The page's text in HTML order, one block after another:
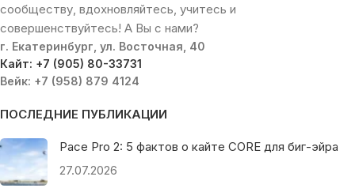
сообществу, вдохновляйтесь, учитесь и
совершенствуйтесь! А Вы с нами?
г. Екатеринбург, ул. Восточная, 40
Кайт: +7 (905) 80-33731
Вейк: +7 (958) 879 4124
ПОСЛЕДНИЕ ПУБЛИКАЦИИ
Pace Pro 2: 5 фактов о кайте CORE для биг-эйра
27.07.2026